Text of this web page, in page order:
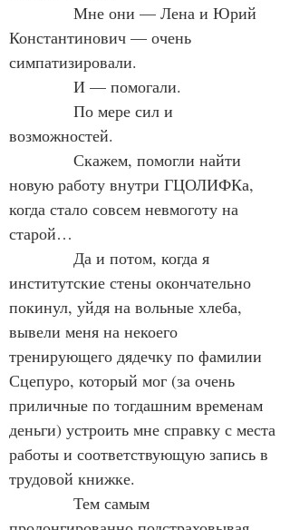
Мне они — Лена и Юрий
Константинович — очень
симпатизировали.
И — помогали.
По мере сил и
возможностей.
Скажем, помогли найти
новую работу внутри ГЦОЛИФКа,
когда стало совсем невмоготу на
старой…
Да и потом, когда я
институтские стены окончательно
покинул, уйдя на вольные хлеба,
вывели меня на некоего
тренирующего дядечку по фамилии
Сцепуро, который мог (за очень
приличные по тогдашним временам
деньги) устроить мне справку с места
работы и соответствующую запись в
трудовой книжке.
Тем самым